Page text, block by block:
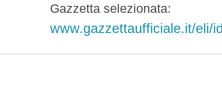
Gazzetta selezionata:
www.gazzettaufficiale.it/eli/